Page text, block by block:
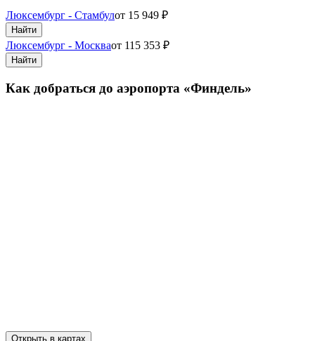
Люксембург - Стамбулот 15 949 ₽
Найти
Люксембург - Москваот 115 353 ₽
Найти
Как добраться до аэропорта «Финдель»
Открыть в картах